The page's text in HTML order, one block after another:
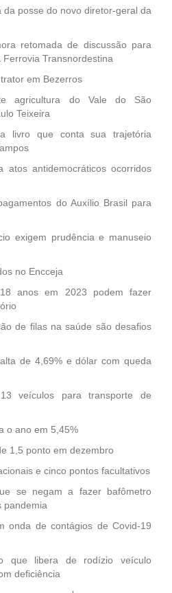
posse do novo diretor-geral da
retomada de discussão para
Transnordestina
em Bezerros
agricultura do Vale do São
Teixeira
livro que conta sua trajetória
atos antidemocráticos ocorridos
do Auxílio Brasil para
exigem prudência e manuseio
no Encceja
anos em 2023 podem fazer
de filas na saúde são desafios
de 4,69% e dólar com queda
veículos para transporte de
o ano em 5,45%
1,5 ponto em dezembro
e cinco pontos facultativos
se negam a fazer bafômetro
pandemia
onda de contágios de Covid-19
que libera de rodízio veículo
deficiência